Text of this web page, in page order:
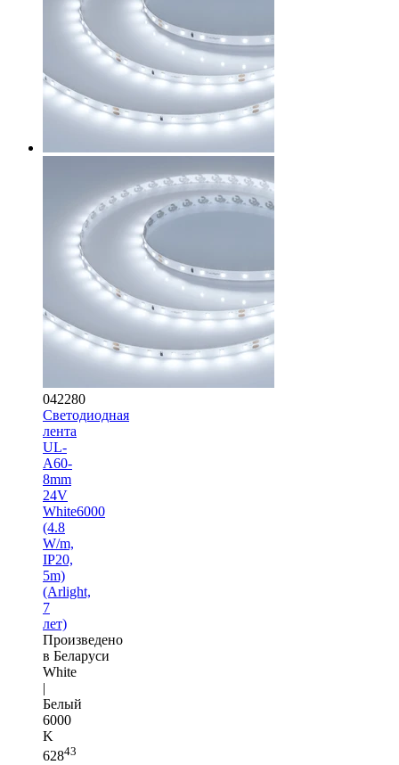
042280
Светодиодная
лента
UL-
A60-
8mm
24V
White6000
(4.8
W/m,
IP20,
5m)
(Arlight,
7
лет)
Произведено
в Беларуси
White
|
Белый
6000
K
62843